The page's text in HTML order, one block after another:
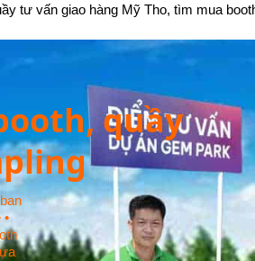
tư vấn giao hàng Mỹ Tho, tìm mua
quầy